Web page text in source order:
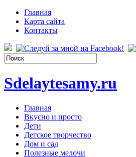
Главная
Карта сайта
Контакты
Sdelaytesamy.ru
Главная
Вкусно и просто
Дети
Детское творчество
Дом и сад
Полезные мелочи